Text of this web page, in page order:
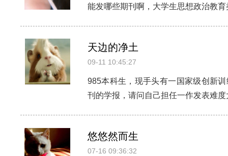
能发哪些期刊啊，大学生思想政治教
天边的净土
09-11 10:45:27
985本科生，现手头有一国家级创新
刊的学报，请问自己担任一作发表难
悠悠然而生
07-16 09:36:32